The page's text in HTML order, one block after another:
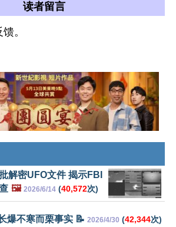
读者留言
。
解密UFO文件 揭示FBI
🖼️ 2026/6/14 (40,572次)
爆不寒而栗事实 📝 2026/4/30 (42,344次)